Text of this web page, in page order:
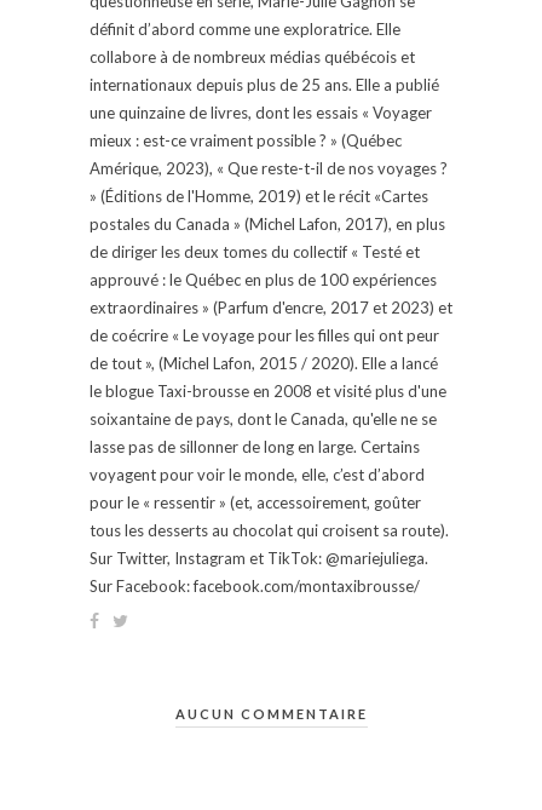
définit d’abord comme une exploratrice. Elle
collabore à de nombreux médias québécois et
internationaux depuis plus de 25 ans. Elle a publié
une quinzaine de livres, dont les essais « Voyager
mieux : est-ce vraiment possible ? » (Québec
Amérique, 2023), « Que reste-t-il de nos voyages ?
» (Éditions de l'Homme, 2019) et le récit «Cartes
postales du Canada » (Michel Lafon, 2017), en plus
de diriger les deux tomes du collectif « Testé et
approuvé : le Québec en plus de 100 expériences
extraordinaires » (Parfum d'encre, 2017 et 2023) et
de coécrire « Le voyage pour les filles qui ont peur
de tout », (Michel Lafon, 2015 / 2020). Elle a lancé
le blogue Taxi-brousse en 2008 et visité plus d'une
soixantaine de pays, dont le Canada, qu'elle ne se
lasse pas de sillonner de long en large. Certains
voyagent pour voir le monde, elle, c’est d’abord
pour le « ressentir » (et, accessoirement, goûter
tous les desserts au chocolat qui croisent sa route).
Sur Twitter, Instagram et TikTok: @mariejuliega.
Sur Facebook: facebook.com/montaxibrousse/
AUCUN COMMENTAIRE